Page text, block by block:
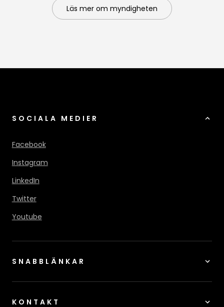
Läs mer om myndigheten
SOCIALA MEDIER
Facebook
Instagram
LinkedIn
Twitter
Youtube
SNABBLÄNKAR
KONTAKT